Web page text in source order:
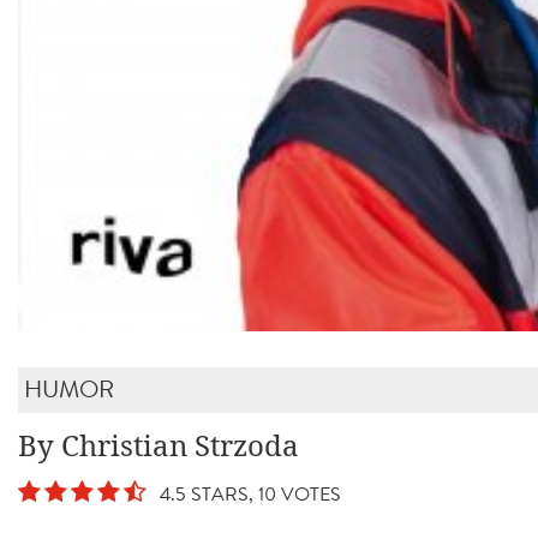
HUMOR
By Christian Strzoda
4.5 STARS, 10 VOTES